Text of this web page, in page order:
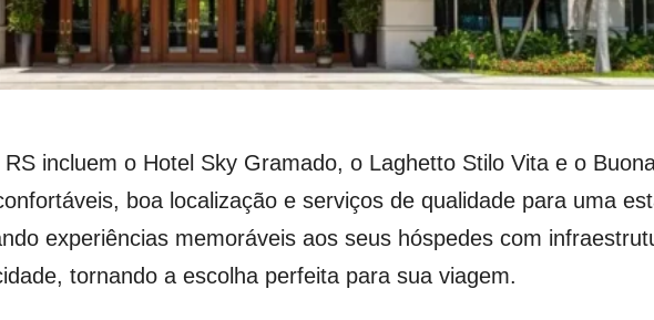
incluem o Hotel Sky Gramado, o Laghetto Stilo Vita e o
boa localização e serviços de qualidade para uma
experiências memoráveis aos seus hóspedes com
tornando a escolha perfeita para sua viagem.